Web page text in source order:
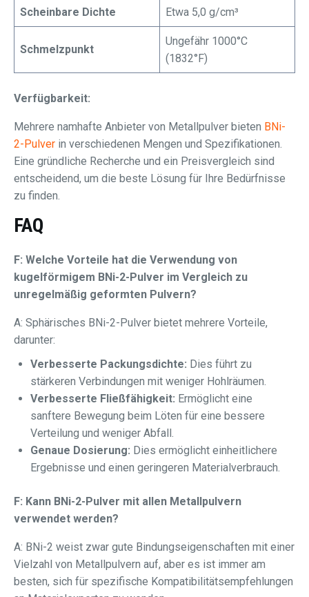
Scheinbare Dichte Etwa 5,0 g/cm³
Schmelzpunkt
Ungefähr 1000°C
(1832°F)
Verfügbarkeit:
Mehrere namhafte Anbieter von Metallpulver bieten BNi-
2-Pulver in verschiedenen Mengen und Spezifikationen.
Eine gründliche Recherche und ein Preisvergleich sind
entscheidend, um die beste Lösung für Ihre Bedürfnisse
zu finden.
FAQ
F: Welche Vorteile hat die Verwendung von
kugelförmigem BNi-2-Pulver im Vergleich zu
unregelmäßig geformten Pulvern?
A: Sphärisches BNi-2-Pulver bietet mehrere Vorteile,
darunter:
Verbesserte Packungsdichte: Dies führt zu
stärkeren Verbindungen mit weniger Hohlräumen.
Verbesserte Fließfähigkeit: Ermöglicht eine
sanftere Bewegung beim Löten für eine bessere
Verteilung und weniger Abfall.
Genaue Dosierung: Dies ermöglicht einheitlichere
Ergebnisse und einen geringeren Materialverbrauch.
F: Kann BNi-2-Pulver mit allen Metallpulvern
verwendet werden?
A: BNi-2 weist zwar gute Bindungseigenschaften mit einer
Vielzahl von Metallpulvern auf, aber es ist immer am
besten, sich für spezifische Kompatibilitätsempfehlungen